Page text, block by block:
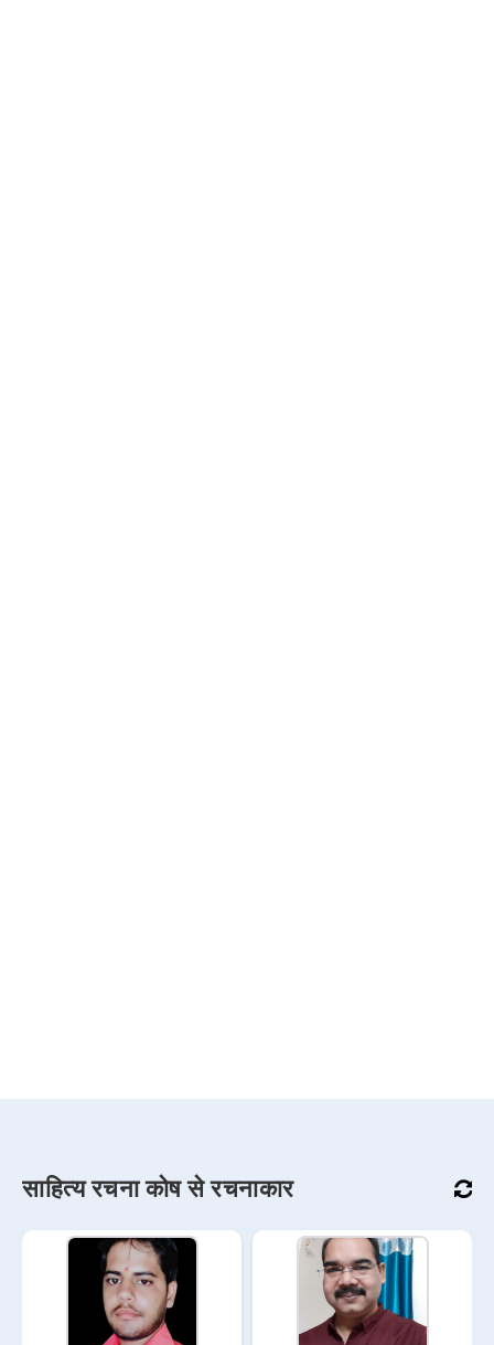
साहित्य रचना कोष से रचनाकार